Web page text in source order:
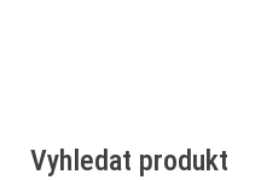
Vyhledat produkt